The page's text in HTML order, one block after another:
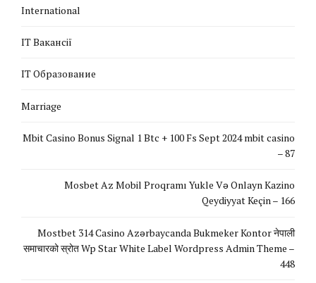
International
IT Вакансії
IT Образование
Marriage
Mbit Casino Bonus Signal 1 Btc + 100 Fs Sept 2024 mbit casino
– 87
Mosbet Az Mobil Proqramı Yukle Və Onlayn Kazino
Qeydiyyat Keçin – 166
Mostbet 314 Casino Azərbaycanda Bukmeker Kontor नेपाली
समाचारको स्रोत Wp Star White Label Wordpress Admin Theme –
448